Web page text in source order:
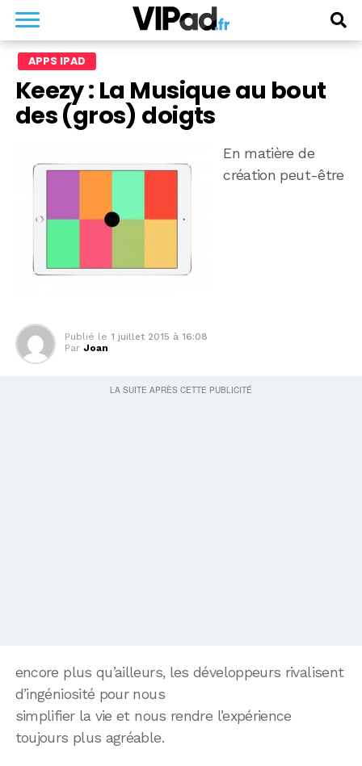
APPS IPAD
Keezy : La Musique au bout
des (gros) doigts
En matière de
création peut-être
Publié le 1 juillet 2015 à 16:08
Par Joan
encore plus qu’ailleurs, les développeurs rivalisent
d’ingéniosité pour nous
simplifier la vie et nous rendre l’expérience
toujours plus agréable.